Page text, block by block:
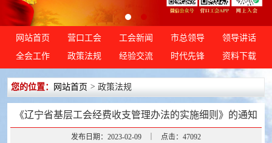
网站首页 营口工会 工会新闻 市总领导
领导讲话
全会工作
政策法规 经验交流 时代先锋 资料下载
您的位置： 网站首页 > 政策法规
《辽宁省基层工会经费收支管理办法的实施细则》的通知
发布日期：2023-02-09 点击： 47092